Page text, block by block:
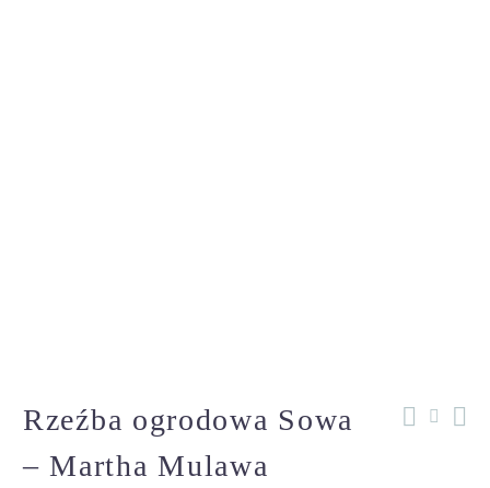
Rzeźba ogrodowa Sowa
– Martha Mulawa